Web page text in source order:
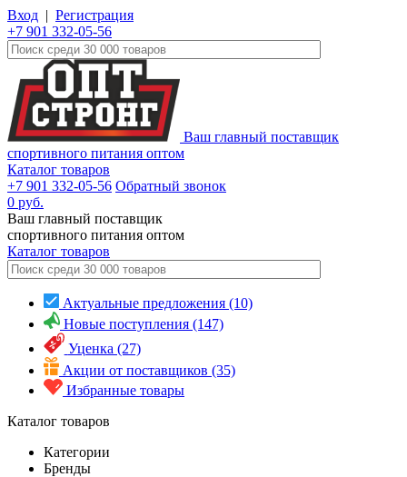
Вход | Регистрация
+7 901 332-05-56
Ваш главный поставщик
спортивного питания оптом
Каталог товаров
+7 901 332-05-56 Обратный звонок
0 руб.
Ваш главный поставщик
спортивного питания оптом
Каталог товаров
Актуальные предложения (10)
Новые поступления (147)
Уценка (27)
Акции от поставщиков (35)
Избранные товары
Каталог товаров
Категории
Бренды